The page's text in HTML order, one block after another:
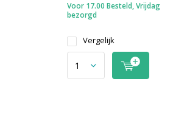
Voor 17.00 Besteld, Vrijdag
bezorgd
Vergelijk